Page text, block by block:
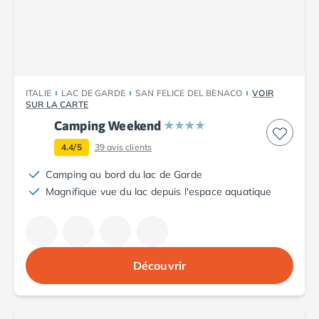
Camping Dinard
Camping Saint-Malo
Camping Morbihan
Camping Auray
Camping Carnac
Camping La Trinité sur Mer
Camping Locmariaquer
Camping Sarzeau
Camping Vannes
Camping Champagne-Ardenne
ITALIE LAC DE GARDE SAN FELICE DEL BENACO
VOIR
SUR LA CARTE
Camping Weekend
4.4/5 39avis clients
Camping au bord du lac de Garde
Magnifique vue du lac depuis l'espace aquatique
Découvrir